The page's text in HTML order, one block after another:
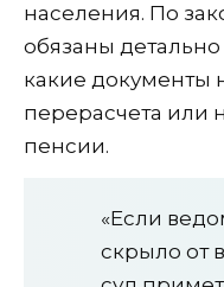
населения. По
обязаны
какие документы
перерасчета или
пенсии.
«Если
скрыло от